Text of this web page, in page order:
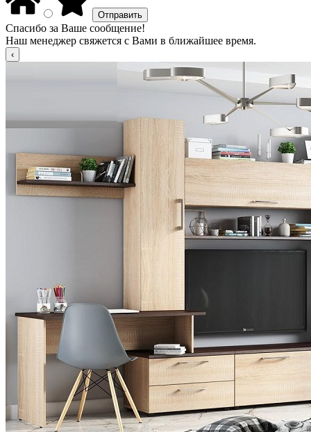
Спасибо за Ваше сообщение!
Наш менеджер свяжется с Вами в ближайшее время.